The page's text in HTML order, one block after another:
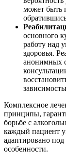
может быть
основного
работу над
здоровья.
анонимных
Комплексное
принципы,
борьбе с
каждый пациент
адаптировано
особенности.